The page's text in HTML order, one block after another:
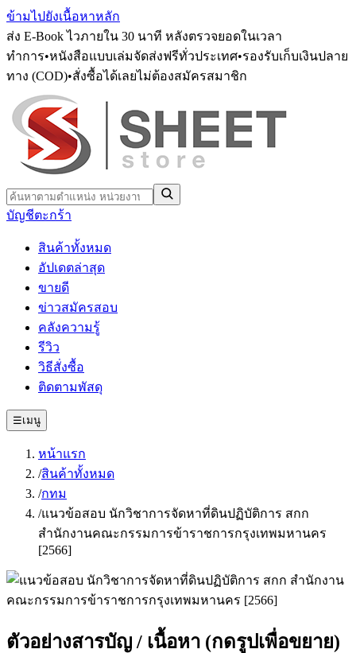
ข้ามไปยังเนื้อหาหลัก
ส่ง E-Book ไวภายใน 30 นาที หลังตรวจยอดในเวลา
ทำการ•หนังสือแบบเล่มจัดส่งฟรีทั่วประเทศ•รองรับเก็บเงินปลาย
ทาง (COD)•สั่งซื้อได้เลยไม่ต้องสมัครสมาชิก
บัญชีตะกร้า
สินค้าทั้งหมด
อัปเดตล่าสุด
ขายดี
ข่าวสมัครสอบ
คลังความรู้
รีวิว
วิธีสั่งซื้อ
ติดตามพัสดุ
☰เมนู
หน้าแรก
/สินค้าทั้งหมด
/กทม
/แนวข้อสอบ นักวิชาการจัดหาที่ดินปฏิบัติการ สกก
สำนักงานคณะกรรมการข้าราชการกรุงเทพมหานคร
[2566]
ตัวอย่างสารบัญ / เนื้อหา (กดรูปเพื่อขยาย)